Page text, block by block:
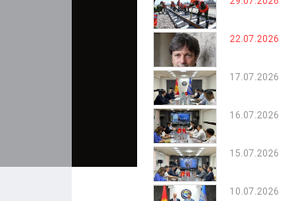
22.07.2026
17.07.2026
16.07.2026
15.07.2026
10.07.2026